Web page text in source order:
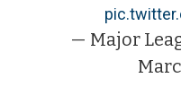
— Major